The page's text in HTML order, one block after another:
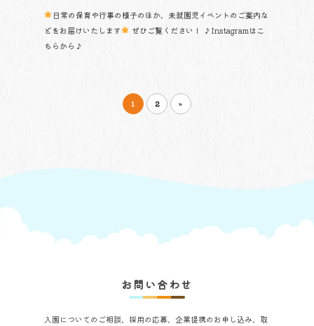
日常の保育や行事の様子のほか、未就園児イベントのご案内な
どをお届けいたします
ぜひご覧ください！ ♪Instagramはこ
ちらから♪
1 2 »
お問い合わせ
入園についてのご相談、採用の応募、企業提携のお申し込み、取